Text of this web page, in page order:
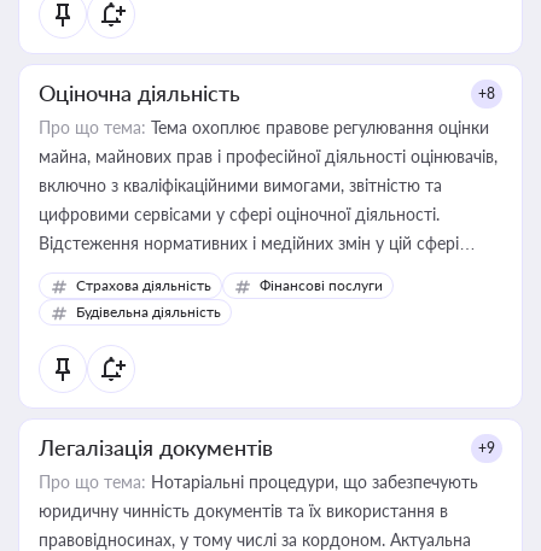
Оціночна діяльність +8
Про що тема: Тема охоплює правове регулювання оцінки
майна, майнових прав і професійної діяльності оцінювачів,
включно з кваліфікаційними вимогами, звітністю та
цифровими сервісами у сфері оціночної діяльності.
Відстеження нормативних і медійних змін у цій сфері
корисне для власника бізнесу, керівника, юриста або
бухгалтера під час оподаткування, приватизації, оренди
державного майна, корпоративних угод і перевірки
статусу суб'єктів оціночної діяльності
Страхова діяльність
Фінансові послуги
Будівельна діяльність
Легалізація документів +9
Про що тема: Нотаріальні процедури, що забезпечують
юридичну чинність документів та їх використання в
правовідносинах, у тому числі за кордоном. Актуальна